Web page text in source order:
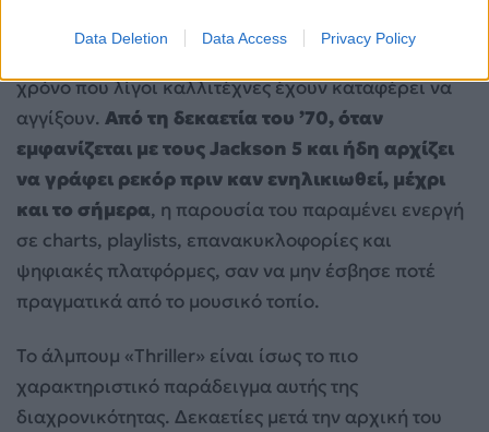
Data Deletion Data Access Privacy Policy
δεν είναι μόνο οι στιγμές κορύφωσης, αλλά η
χρόνο που λίγοι καλλιτέχνες έχουν καταφέρει να
αγγίξουν. Από τη δεκαετία του ’70, όταν
εμφανίζεται με τους Jackson 5 και ήδη αρχίζει
να γράφει ρεκόρ πριν καν ενηλικιωθεί, μέχρι
και το σήμερα, η παρουσία του παραμένει ενεργή
σε charts, playlists, επανακυκλοφορίες και
ψηφιακές πλατφόρμες, σαν να μην έσβησε ποτέ
πραγματικά από το μουσικό τοπίο.
Το άλμπουμ «Thriller» είναι ίσως το πιο
χαρακτηριστικό παράδειγμα αυτής της
διαχρονικότητας. Δεκαετίες μετά την αρχική του